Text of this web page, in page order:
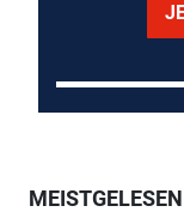
MEISTGELESEN